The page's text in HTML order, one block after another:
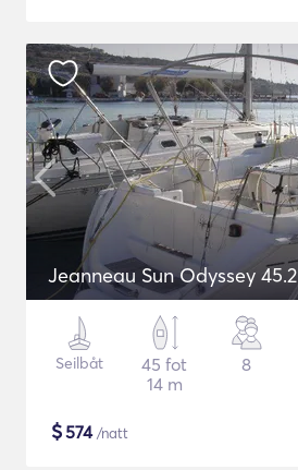
Jeanneau Sun Odyssey 45.2
Seilbåt
45 fot
14 m
8
$574/natt